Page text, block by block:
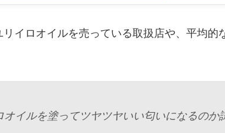
リイロオイルを売っている取扱店や、平均的
オイルを塗ってツヤツヤいい匂いになるのか